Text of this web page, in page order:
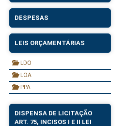
DESPESAS
LEIS ORÇAMENTÁRIAS
LDO
LOA
PPA
DISPENSA DE LICITAÇÃO
ART. 75, INCISOS I E II LEI